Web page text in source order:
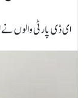
ای ڈی پارٹی والوں نے